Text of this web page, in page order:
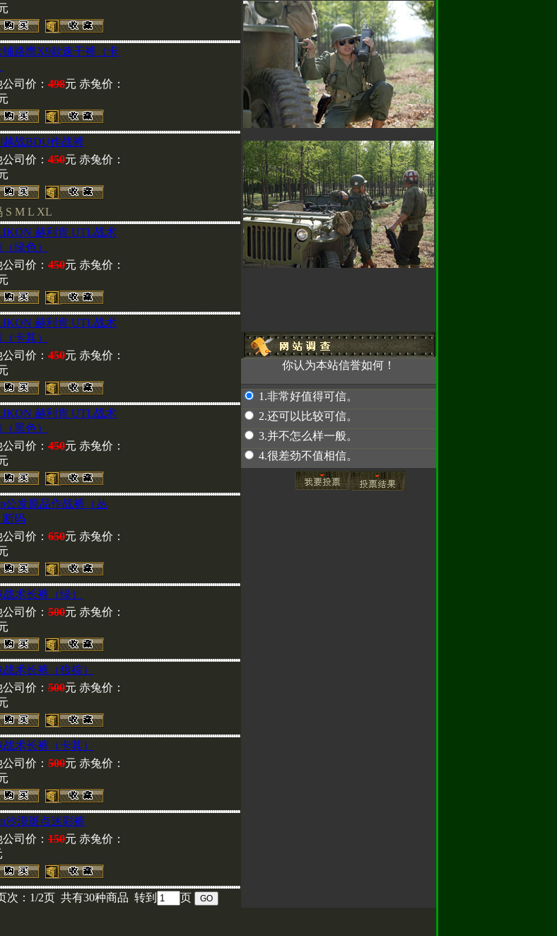
赤兔郑重声明
批发商请拨打我们的电话(86010)66172489
核实后，再汇款到我部。谢谢大家的支
因为使用密
码会给货款的提取造成延时，使我们无法
按时发货,如果您使用银行汇款，请先联系
刘小姐后再汇款(86010)66172489
赤兔专卖
铺路鹰X9款速干裤（卡
司价： 498元 赤兔价：
越战BDU作战裤
司价： 450元 赤兔价：
S M L XL
赫利肯 UTL战术
绿色）
司价： 450元 赤兔价：
赫利肯 UTL战术
卡其）
司价： 450元 赤兔价：
赫利肯 UTL战术
黑色）
司价： 450元 赤兔价：
公发原品作战裤（丛
断码
司价： 650元 赤兔价：
术长裤（绿）
司价： 500元 赤兔价：
术长裤（狼棕）
司价： 500元 赤兔价：
术长裤（卡其）
司价： 500元 赤兔价：
沙漠斑点迷彩裤
司价： 150元 赤兔价：
次：1/2页 共有30种商品 转到 页
你认为本站信誉如何！
1.非常好值得可信。
2.还可以比较可信。
3.并不怎么样一般。
4.很差劲不值相信。